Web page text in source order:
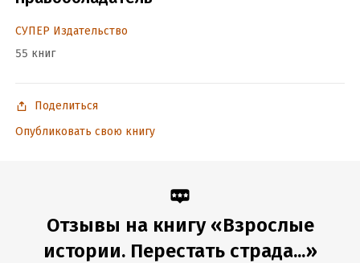
Год издания:
Дата поступления:
Время на чтение:
СУПЕР Издательство
55 книг
Поделиться
Опубликовать свою книгу
Отзывы на книгу «Взрослые
истории. Перестать страда...»